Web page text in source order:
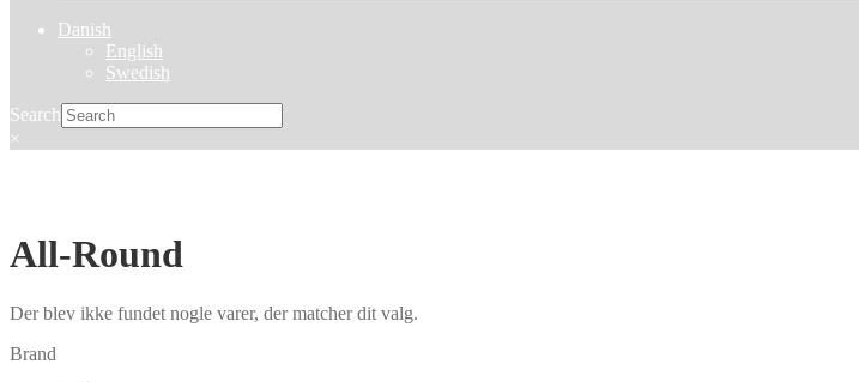
Danish
English
Swedish
Search
×
All-Round
Der blev ikke fundet nogle varer, der matcher dit valg.
Brand